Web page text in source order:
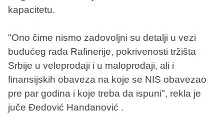
kapacitetu.
"Ono čime nismo zadovoljni su detalji u vezi
budućeg rada Rafinerije, pokrivenosti tržišta
Srbije u veleprodaji i u maloprodaji, ali i
finansijskih obaveza na koje se NIS obavezao
pre par godina i koje treba da ispuni", rekla je
juče Đedović Handanović .